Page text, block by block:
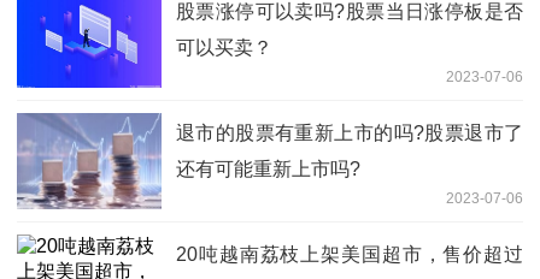
股票涨停可以卖吗?股票当日涨停板是否
可以买卖？
2023-07-06
退市的股票有重新上市的吗?股票退市了
还有可能重新上市吗?
2023-07-06
20吨越南荔枝上架美国超市，售价超过